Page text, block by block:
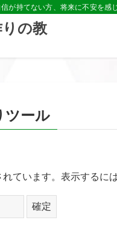
が持てない方、将来に不安を
の教
ツール
ています。表示するに